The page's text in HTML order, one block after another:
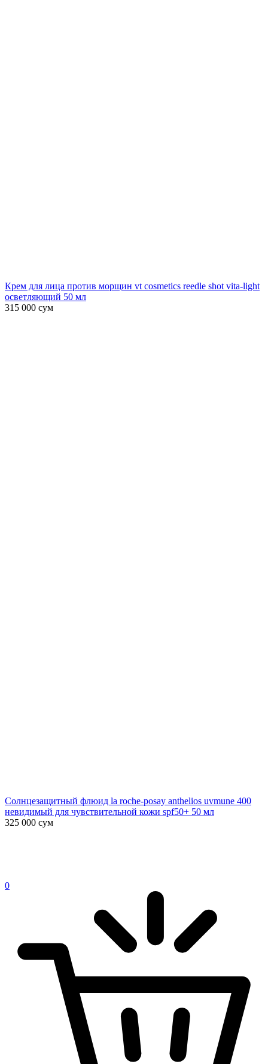
Крем для лица против морщин vt cosmetics reedle shot vita-light
осветляющий 50 мл
315 000 сум
Солнцезащитный флюид la roche-posay anthelios uvmune 400
невидимый для чувствительной кожи spf50+ 50 мл
325 000 сум
0